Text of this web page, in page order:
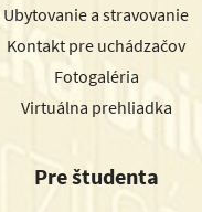
Ubytovanie a stravovanie
Kontakt pre uchádzačov
Fotogaléria
Virtuálna prehliadka
Pre študenta